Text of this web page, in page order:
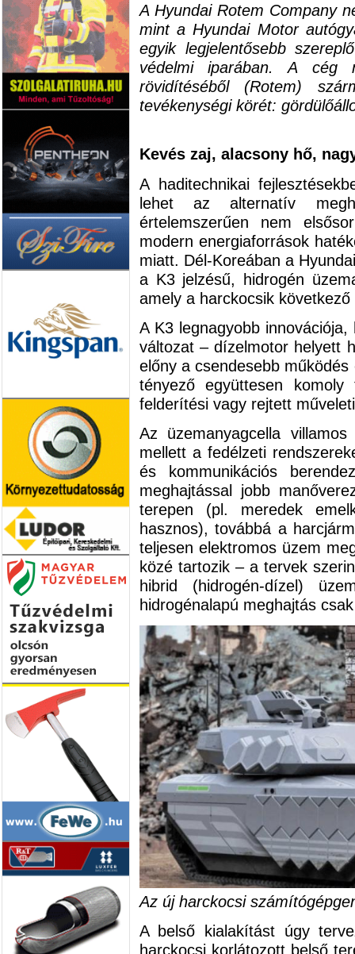
A Hyundai Rotem Company
mint a Hyundai Motor
egyik legjelentősebb
védelmi iparában. A cég
rövidítéséből (Rotem)
tevékenységi körét:
Kevés zaj, alacsony hő,
A haditechnikai
lehet az alternatív
értelemszerűen nem
modern energiaforrások
miatt. Dél-Koreában a
a K3 jelzésű, hidrogén
amely a harckocsik
A K3 legnagyobb
változat – dízelmotor helyett
előny a csendesebb
tényező együttesen
felderítési vagy rejtett
Az üzemanyagcella
mellett a fedélzeti
és kommunikációs
meghajtással jobb
terepen (pl. meredek
hasznos), továbbá a
teljesen elektromos üzem
közé tartozik – a tervek
hibrid (hidrogén-dízel)
hidrogénalapú meghajtás
Az új harckocsi
A belső kialakítást úgy
harckocsi korlátozott belső